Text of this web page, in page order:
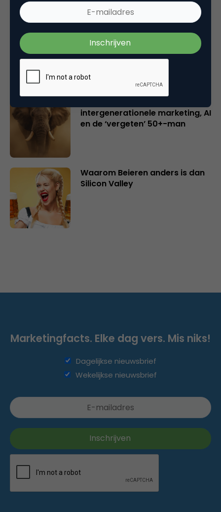
Creatieve sector als aanjager
van innovatie en ontsluiter en
verbinder van industrieën
ooit
intergenerationele marketing, AI
en de ‘vergeten’ 50+-man
Waarom Beieren anders is dan
Silicon Valley
Marketingfacts. Elke dag vers. Mis niks!
Dagelijkse nieuwsbrief
Wekelijkse nieuwsbrief